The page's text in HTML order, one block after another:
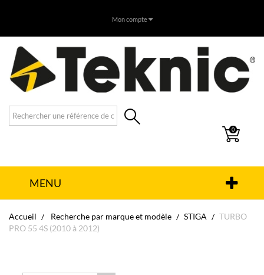
Mon compte
0
MENU
Accueil Recherche par marque et modèle STIGA
TURBO
PRO 55 4S (2010 à 2012)